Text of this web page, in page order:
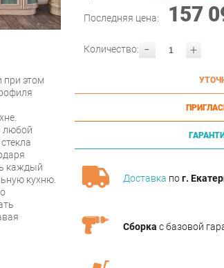
Последняя цена: 157
- +
Количество:
Доставка пог.
Сборка с базовой
при этом
любой
каждый
кухню.